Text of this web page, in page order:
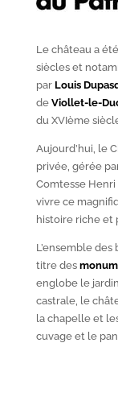
Le château a
siècles et
par Louis
de Viollet-le-
du XVIème
Aujourd’hui, le
privée, gérée
Comtesse Henri
vivre ce
histoire riche et
L’ensemble
titre des
englobe le
castrale, le
la chapelle et
cuvage et le